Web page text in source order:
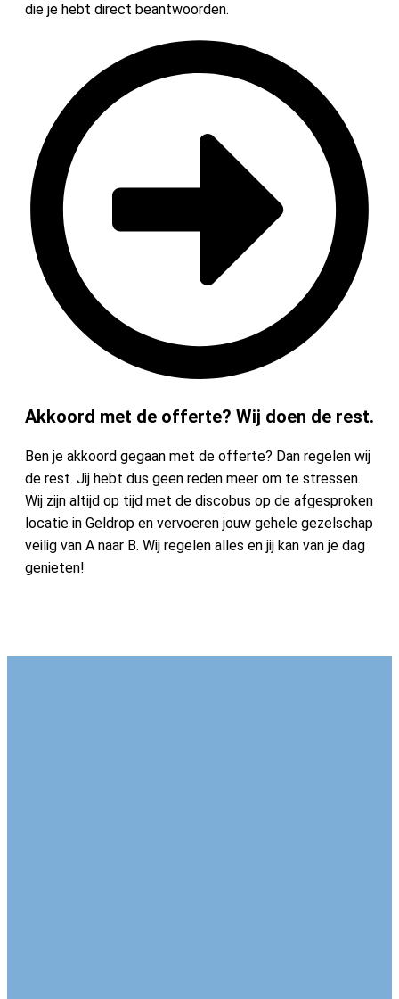
die je hebt direct beantwoorden.
Akkoord met de offerte? Wij doen de rest.
Ben je akkoord gegaan met de offerte? Dan regelen wij
de rest. Jij hebt dus geen reden meer om te stressen.
Wij zijn altijd op tijd met de discobus op de afgesproken
locatie in Geldrop en vervoeren jouw gehele gezelschap
veilig van A naar B. Wij regelen alles en jij kan van je dag
genieten!